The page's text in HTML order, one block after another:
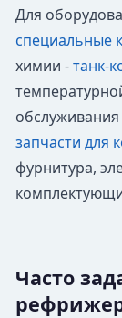
Для
специальные
химии -танк-
запчасти для
фурнитура,
Часто